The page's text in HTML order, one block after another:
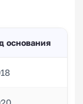
основания